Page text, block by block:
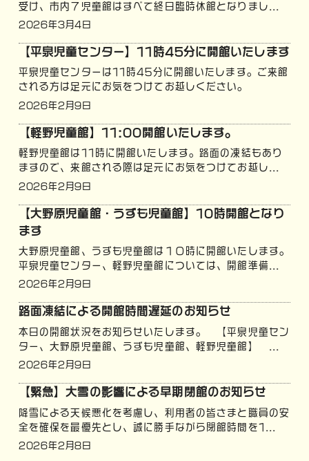
受け、市内７児童館はすべて終日臨時休館となりまし...
2026年3月4日
【平泉児童センター】11時45分に開館いたします
平泉児童センターは11時45分に開館いたします。ご来館
される方は足元にお気をつけてお越しください。
2026年2月9日
【軽野児童館】11:00開館いたします。
軽野児童館は11時に開館いたします。路面の凍結もあり
ますので、来館される際は足元にお気をつけてお越し...
2026年2月9日
【大野原児童館・うずも児童館】10時開館となり
ます
大野原児童館、うずも児童館は１０時に開館いたします。
平泉児童センター、軽野児童館については、開館準備...
2026年2月9日
路面凍結による開館時間遅延のお知らせ
本日の開館状況をお知らせいたします。 【平泉児童セン
ター、大野原児童館、うずも児童館、軽野児童館】 ...
2026年2月9日
【緊急】大雪の影響による早期閉館のお知らせ
降雪による天候悪化を考慮し、利用者の皆さまと職員の安
全を確保を最優先とし、誠に勝手ながら閉館時間を1...
2026年2月8日